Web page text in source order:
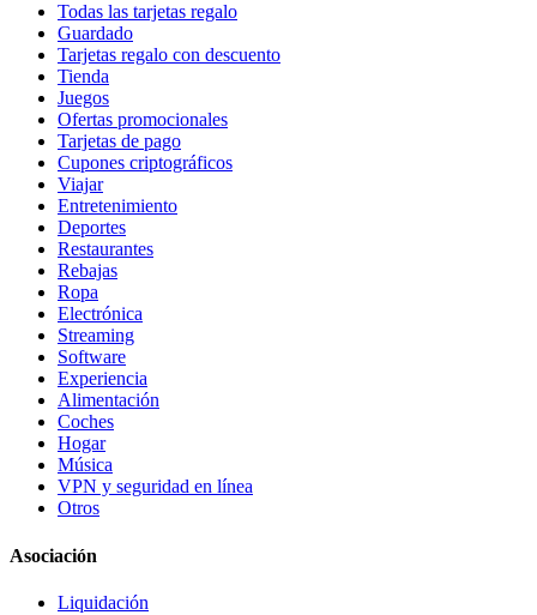
Todas las tarjetas regalo
Guardado
Tarjetas regalo con descuento
Tienda
Juegos
Ofertas promocionales
Tarjetas de pago
Cupones criptográficos
Viajar
Entretenimiento
Deportes
Restaurantes
Rebajas
Ropa
Electrónica
Streaming
Software
Experiencia
Alimentación
Coches
Hogar
Música
VPN y seguridad en línea
Otros
Asociación
Liquidación